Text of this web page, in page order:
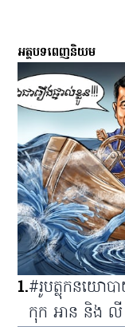
អត្ថបទពេញនិយម
1.#រូបត្លុកនយោបា
កុក អាន និង